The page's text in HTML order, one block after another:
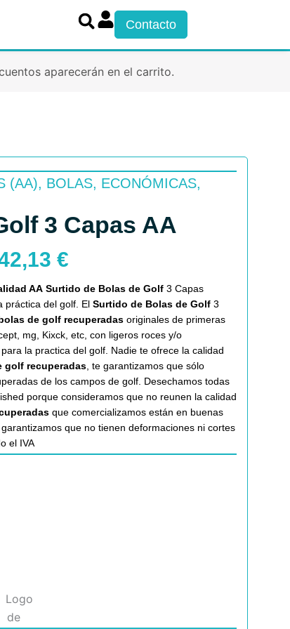
Contacto
aparecerán en el carrito.
(AA), BOLAS, ECONÓMICAS,
3 Capas AA
€
AA Surtido de Bolas de Golf 3 Capas
práctica del golf. El Surtido de Bolas de Golf 3
de golf recuperadas originales de primeras
mg, Kixck, etc, con ligeros roces y/o
la practica del golf. Nadie te ofrece la calidad
golf recuperadas , te garantizamos que sólo
de los campos de golf. Desechamos todas
porque consideramos que no reunen la calidad
que comercializamos están en buenas
que no tienen deformaciones ni cortes
el IVA